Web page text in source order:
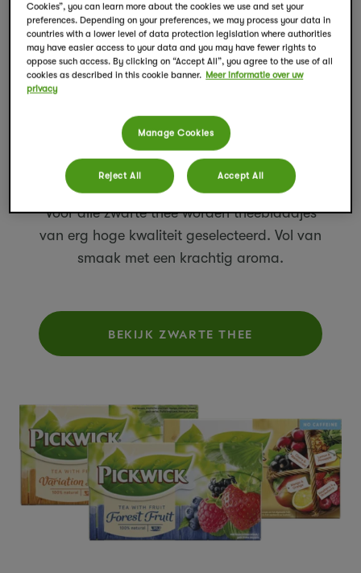
Zwarte thee
Voor alle zwarte thee worden theeblaadjes
van erg hoge kwaliteit geselecteerd. Vol van
smaak met een krachtig aroma.
BEKIJK ZWARTE THEE
Cookies”, you can learn more about the cookies we use and set your
preferences. Depending on your preferences, we may process your data in
countries with a lower level of data protection legislation where authorities
may have easier access to your data and you may have fewer rights to
oppose such access. By clicking on “Accept All”, you agree to the use of all
cookies as described in this cookie banner. Meer informatie over uw
privacy
Manage Cookies
Reject All Accept All